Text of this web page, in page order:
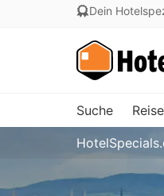
Dein
Suche